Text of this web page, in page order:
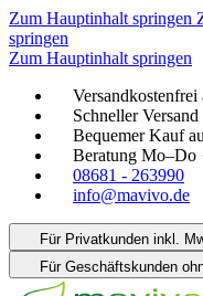
Zum Hauptinhalt springen
springen
Zum Hauptinhalt springen
Versandkostenfrei
Schneller Versand
Bequemer Kauf
Beratung Mo–Do
08681 - 263990
info@mavivo.de
Für Privatkunden inkl.
Für Geschäftskunden